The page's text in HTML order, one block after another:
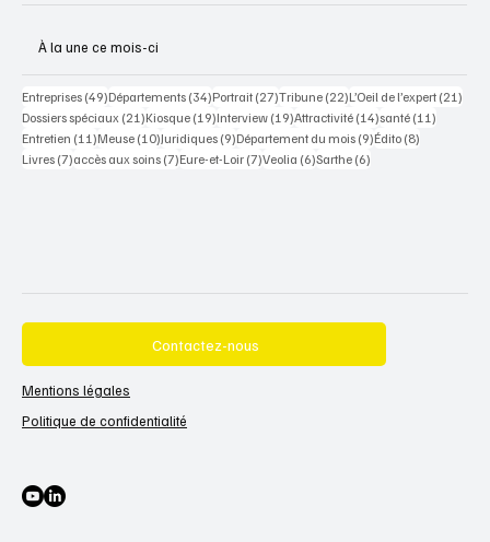
À la une ce mois-ci
Entreprises (49)49 posts
Départements (34)34 posts
Portrait (27)27 posts
Tribune (22)22 posts
L’Oeil de l’expert (21)
Dossiers spéciaux (21)21 posts
Kiosque (19)19 posts
Interview (19)19 posts
Attractivité (14)14 posts
santé (11)
Entretien (11)11 posts
Meuse (10)10 posts
Juridiques (9)9 posts
Département du mois (9)9 posts
Édito (8)
Livres (7)7 posts
accès aux soins (7)7 posts
Eure-et-Loir (7)7 posts
Veolia (6)6 posts
Sarthe (6)
Contactez-nous
Mentions légales
Politique de confidentialité